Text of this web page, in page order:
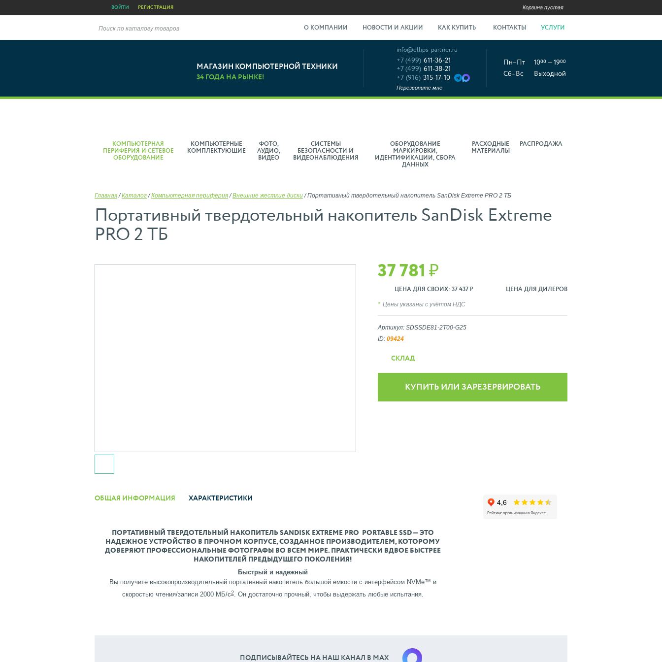
ВОЙТИ РЕГИСТРАЦИЯ Корзина пустая
Поиск по каталогу товаров О КОМПАНИИ НОВОСТИ И АКЦИИ КАК КУПИТЬ КОНТАКТЫ УСЛУГИ
МАГАЗИН КОМПЬЮТЕРНОЙ ТЕХНИКИ
34 ГОДА НА РЫНКЕ!
info@ellips-partner.ru
+7 (499) 611-36-21
+7 (499) 611-38-21
+7 (916) 315-17-10
Перезвоните мне
Пн–Пт 1000 — 1900
Сб–Вс Выходной
КОМПЬЮТЕРНАЯ
ПЕРИФЕРИЯ И СЕТЕВОЕ
ОБОРУДОВАНИЕ
КОМПЬЮТЕРНЫЕ
КОМПЛЕКТУЮЩИЕ
ФОТО,
АУДИО,
ВИДЕО
СИСТЕМЫ
БЕЗОПАСНОСТИ И
ВИДЕОНАБЛЮДЕНИЯ
ОБОРУДОВАНИЕ
МАРКИРОВКИ,
ИДЕНТИФИКАЦИИ, СБОРА
ДАННЫХ
РАСХОДНЫЕ
МАТЕРИАЛЫ
РАСПРОДАЖА
Главная /Каталог /Компьютерная периферия /Внешние жесткие диски /Портативный твердотельный накопитель SanDisk Extreme PRO 2 ТБ
Портативный твердотельный накопитель SanDisk Extreme
PRO 2 ТБ
37 781 ₽
ЦЕНА ДЛЯ СВОИХ: 37 437 ₽ ЦЕНА ДЛЯ ДИЛЕРОВ
Цены указаны с учётом НДС
Артикул: SDSSDE81-2T00-G25
ID: 09424
СКЛАД
КУПИТЬ ИЛИ ЗАРЕЗЕРВИРОВАТЬ
ОБЩАЯ ИНФОРМАЦИЯ ХАРАКТЕРИСТИКИ
ПОРТАТИВНЫЙ ТВЕРДОТЕЛЬНЫЙ НАКОПИТЕЛЬ SANDISK EXTREME PRO PORTABLE SSD — ЭТО
НАДЕЖНОЕ УСТРОЙСТВО В ПРОЧНОМ КОРПУСЕ, СОЗДАННОЕ ПРОИЗВОДИТЕЛЕМ, КОТОРОМУ
ДОВЕРЯЮТ ПРОФЕССИОНАЛЬНЫЕ ФОТОГРАФЫ ВО ВСЕМ МИРЕ. ПРАКТИЧЕСКИ ВДВОЕ БЫСТРЕЕ
НАКОПИТЕЛЕЙ ПРЕДЫДУЩЕГО ПОКОЛЕНИЯ!
Быстрый и надежный
Вы получите высокопроизводительный портативный накопитель большой емкости с интерфейсом NVMe™ и
скоростью чтения/записи 2000 МБ/с2. Он достаточно прочный, чтобы выдержать любые испытания.
ПОДПИСЫВАЙТЕСЬ НА НАШ КАНАЛ В МАХ